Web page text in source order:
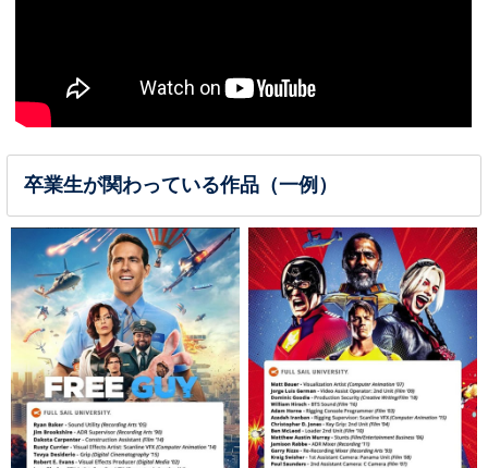
卒業生が関わっている作品（一例）